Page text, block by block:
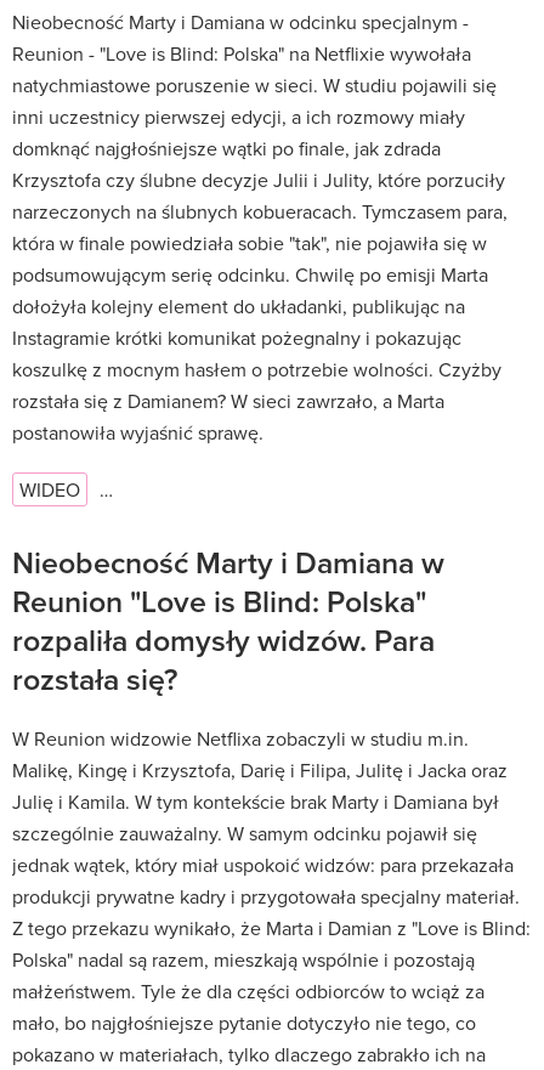
Nieobecność Marty i Damiana w odcinku specjalnym -
Reunion - "Love is Blind: Polska" na Netflixie wywołała
natychmiastowe poruszenie w sieci. W studiu pojawili się
inni uczestnicy pierwszej edycji, a ich rozmowy miały
domknąć najgłośniejsze wątki po finale, jak zdrada
Krzysztofa czy ślubne decyzje Julii i Julity, które porzuciły
narzeczonych na ślubnych kobueracach. Tymczasem para,
która w finale powiedziała sobie "tak", nie pojawiła się w
podsumowującym serię odcinku. Chwilę po emisji Marta
dołożyła kolejny element do układanki, publikując na
Instagramie krótki komunikat pożegnalny i pokazując
koszulkę z mocnym hasłem o potrzebie wolności. Czyżby
rozstała się z Damianem? W sieci zawrzało, a Marta
postanowiła wyjaśnić sprawę.
WIDEO …
Nieobecność Marty i Damiana w
Reunion "Love is Blind: Polska"
rozpaliła domysły widzów. Para
rozstała się?
W Reunion widzowie Netflixa zobaczyli w studiu m.in.
Malikę, Kingę i Krzysztofa, Darię i Filipa, Julitę i Jacka oraz
Julię i Kamila. W tym kontekście brak Marty i Damiana był
szczególnie zauważalny. W samym odcinku pojawił się
jednak wątek, który miał uspokoić widzów: para przekazała
produkcji prywatne kadry i przygotowała specjalny materiał.
Z tego przekazu wynikało, że Marta i Damian z "Love is Blind:
Polska" nadal są razem, mieszkają wspólnie i pozostają
małżeństwem. Tyle że dla części odbiorców to wciąż za
mało, bo najgłośniejsze pytanie dotyczyło nie tego, co
pokazano w materiałach, tylko dlaczego zabrakło ich na